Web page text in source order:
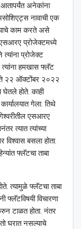
अनेकांना
नावाची एक
काम करते असे
एसआरए प्रोजेक्टमध्ये
प्रोजेक्ट
हमखास फ्लॅट
२२ ऑक्टोंबर २०२२
होते. काही
गेला. तिथे
एसआरए
त्यात त्यांच्या
विश्‍वास बसला होता.
फ्लॅटचा ताबा
त्यामुळे फ्लॅटचा ताबा
फ्लॅटविषयी विचारणा
टाळत होता. नंतर
घरात नसल्याचे